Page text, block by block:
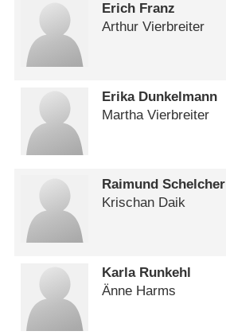
Erich Franz
Arthur Vierbreiter
Erika Dunkelmann
Martha Vierbreiter
Raimund Schelcher
Krischan Daik
Karla Runkehl
Änne Harms